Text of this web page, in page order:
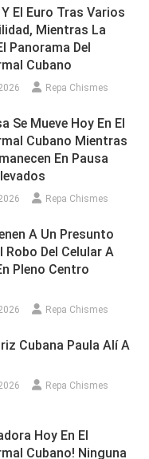
El Euro Tras Varios
Mientras La
Panorama Del
Cubano
Repa Chismes
Se Mueve Hoy En El
Cubano Mientras
En Pausa
Repa Chismes
A Un Presunto
Robo Del Celular A
Pleno Centro
Repa Chismes
Cubana Paula Alí A
Repa Chismes
Hoy En El
Cubano! Ninguna